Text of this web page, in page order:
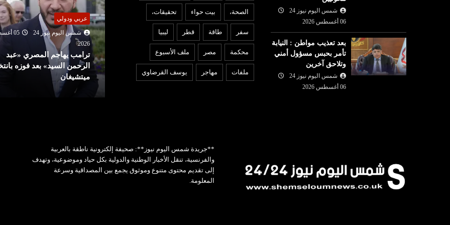
شمس اليوم نيوز 24
06 أغسطس 2026
بعد تعذيب مواطن : النيابة
تأمر بحبس مسؤول أمني
وتلاحق آخرين
شمس اليوم نيوز 24
06 أغسطس 2026
الصحة، بيت حواء تحقيقات،
سفر طاقة قطر ليبيا
محكمة مصر ملف الأسبوع
ملفات مهاجر يوسف القرضاوي
06 أغسطس
عربي ودولي
شمس اليوم نيوز 24
06 أغسطس
2026
دعوة المؤسسات التونسية
للمشاركة في الصالون الدولي
للبناء ببنغازي من 21 ال...
عربي ودولي
شمس اليوم نيوز 24
05 أغسطس
ايران : مفاوضات «هرمز» تقترب
من اتفاق على مسار لعبور السفن
عربي ودولي
شمس اليوم نيوز 24
05
2026
ترامب يهاجم المصري «عبد
الرحمن السيد» بعد فوزه
ميتشيغان
**جريدة شمس اليوم نيوز**: صحيفة إلكترونية ناطقة بالعربية
والفرنسية، تنقل الأخبار الوطنية والدولية بكل حياد وموضوعية، وتهدف
إلى تقديم محتوى متنوع وموثوق يجمع بين المصداقية وسرعة
المعلومة.